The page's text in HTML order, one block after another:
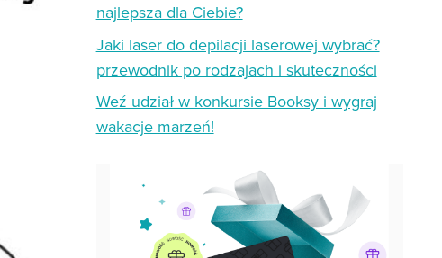
najlepsza dla Ciebie?
Jaki laser do depilacji laserowej wybrać?
przewodnik po rodzajach i skuteczności
Weź udział w konkursie Booksy i wygraj
wakacje marzeń!